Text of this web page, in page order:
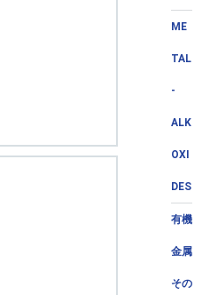
ME
TAL
-
ALK
OXI
DES
有機
金属
その